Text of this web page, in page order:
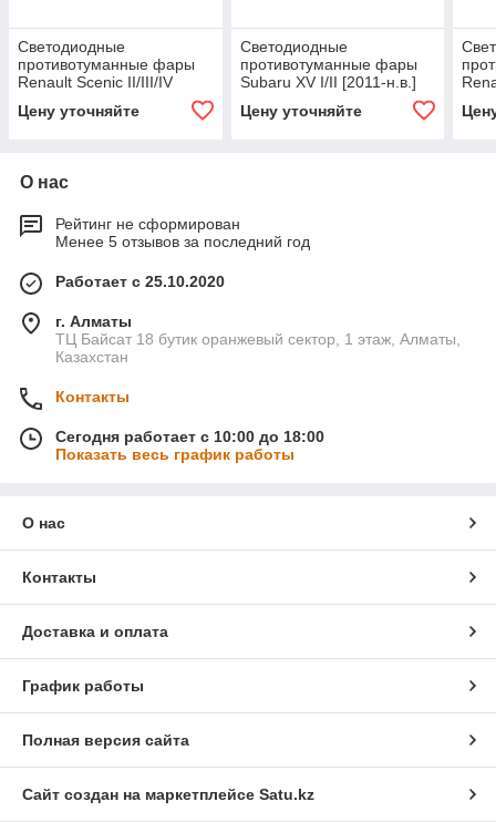
Светодиодные
противотуманные фары
Renault Scenic II/III/IV
[2003-н.в.] Premium Spot
Цену уточняйте
Светодиодные
противотуманные фары
Subaru XV I/II [2011-н.в.]
Цену уточняйте
О нас
Рейтинг не сформирован
Менее 5 отзывов за последний год
Работает с 25.10.2020
г. Алматы
ТЦ Байсат 18 бутик оранжевый сектор, 1 этаж, Алматы,
Казахстан
Контакты
Сегодня работает с 10:00 до 18:00
Показать весь график работы
О нас
Контакты
Доставка и оплата
График работы
Полная версия сайта
Сайт создан на маркетплейсе Satu.kz